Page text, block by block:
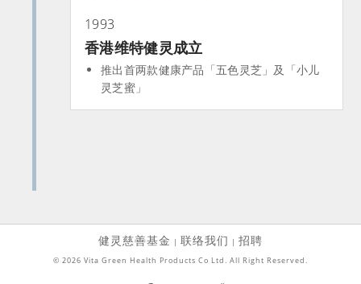
1993
香港维特健灵成立
推出首两款健康产品「五色灵芝」及「小儿
灵芝蜜」
健灵慈善基金 | 联络我们 | 招聘
© 2026 Vita Green Health Products Co Ltd. All Right Reserved.